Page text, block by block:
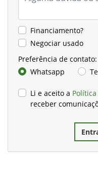
Financiamento?
Negociar usado
Preferência de contato:
Whatsapp
Li e aceito a
receber